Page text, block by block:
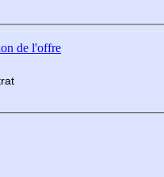
de l'offre